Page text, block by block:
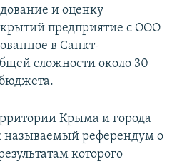
и оценку
предприятие с ООО
в Санкт-
сложности около 30
Крыма и города
называемый референдум о
которого